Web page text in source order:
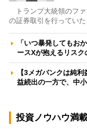
トランプ大統領のファ
の証券取引を行ってい
「いつ暴発してもお
ースXが抱えるリス
【3メガバンクは純
益続出の一方で、中
投資ノウハウ満